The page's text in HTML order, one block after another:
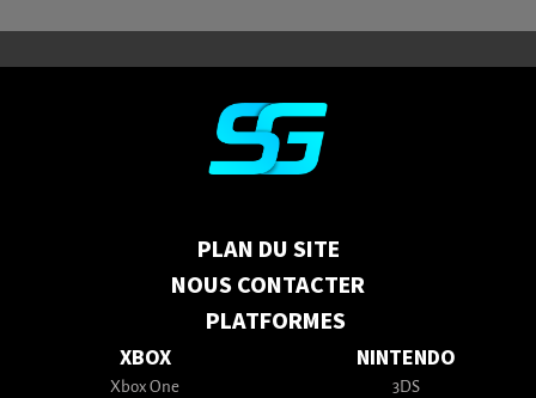
PLAN DU SITE
NOUS CONTACTER
PLATFORMES
XBOX
Xbox One
NINTENDO
3DS